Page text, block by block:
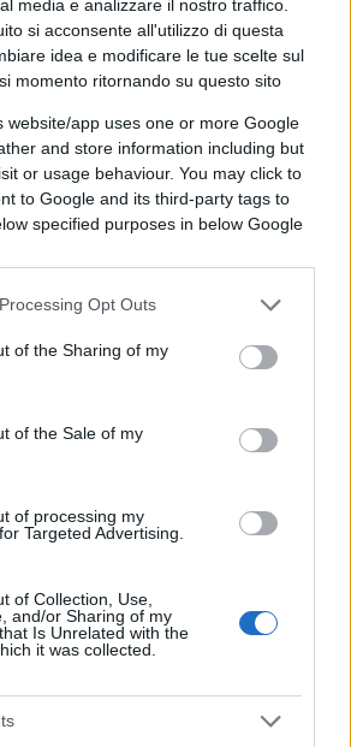
media e analizzare il nostro traffico.
si acconsente all'utilizzo di questa
idea e modificare le tue scelte sul
momento ritornando su questo sito
website/app uses one or more Google
and store information including but
or usage behaviour. You may click to
to Google and its third-party tags to
specified purposes in below Google
Opt Outs
of the Sharing of my
of the Sale of my
of processing my
Targeted Advertising.
of Collection, Use,
and/or Sharing of my
Is Unrelated with the
it was collected.
il trentottenne avrebbe
sferrandocalci e pugni,
i militari e aggrappandosi ai
inoltre tentato di estrarre
dalla fondina di uno
riuscirci. Durante la
cadere a terra un militare e
destro. Solo dopo
è stato immobilizzato e
con il pubblico ministero
Mazza
, l’uomo è stato
di
resistenza e lesioni a
porto abusivo del coltello e
dei City Angels
la frase sull’Isis e
sia il carabiniere rimasto ferito
Fatebenefratelli
nella notte con una
giorniper alcune abrasioni al
ferita provocata dal morso.